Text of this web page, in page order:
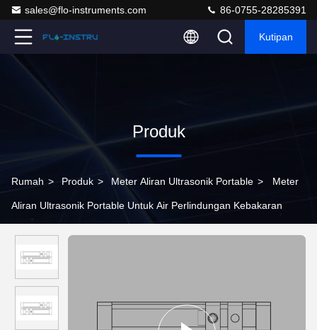
sales@flo-instruments.com 86-0755-28285391
Kutipan
Produk
Rumah > Produk > Meter Aliran Ultrasonik Portable > Meter
Aliran Ultrasonik Portable Untuk Air Perlindungan Kebakaran